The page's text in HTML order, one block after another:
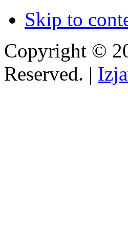
Skip to
Copyright ©
Reserved. |